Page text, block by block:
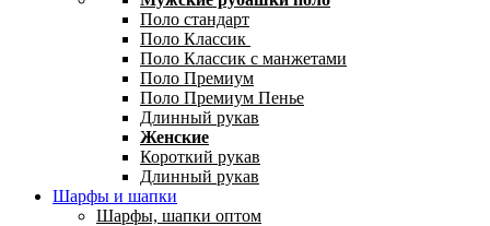
Поло стандарт
Поло Классик
Поло Классик с манжетами
Поло Премиум
Поло Премиум Пенье
Длинный рукав
Женские
Короткий рукав
Длинный рукав
Шарфы и шапки
Шарфы, шапки оптом